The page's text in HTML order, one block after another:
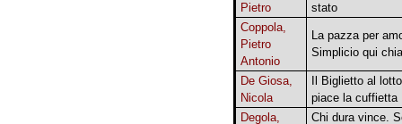
Pietro
stato
Coppola,
Pietro
Antonio
La pazza per
Simplicio qui
De Giosa,
Nicola
Il Biglietto al
piace la cuffietta
Degola,
Chi dura vince.